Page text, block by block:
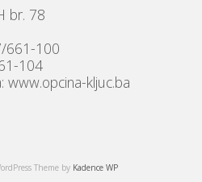
br. 78
661-100
104
www.opcina-kljuc.ba
Theme by Kadence WP